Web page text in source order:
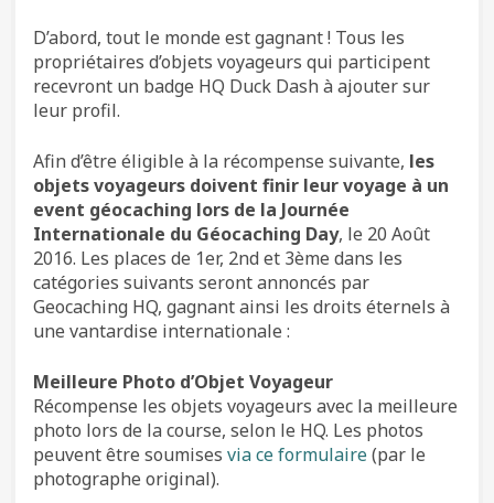
D’abord, tout le monde est gagnant ! Tous les
propriétaires d’objets voyageurs qui participent
recevront un badge HQ Duck Dash à ajouter sur
leur profil.
Afin d’être éligible à la récompense suivante, les
objets voyageurs doivent finir leur voyage à un
event géocaching lors de la Journée
Internationale du Géocaching Day, le 20 Août
2016. Les places de 1er, 2nd et 3ème dans les
catégories suivants seront annoncés par
Geocaching HQ, gagnant ainsi les droits éternels à
une vantardise internationale :
Meilleure Photo d’Objet Voyageur
Récompense les objets voyageurs avec la meilleure
photo lors de la course, selon le HQ. Les photos
peuvent être soumises via ce formulaire(par le
photographe original).